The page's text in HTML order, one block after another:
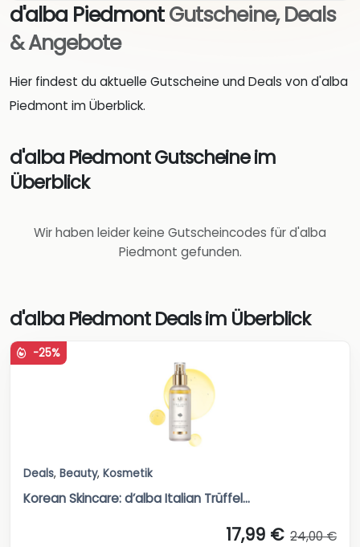
d'alba PiedmontGutscheine, Deals
& Angebote
Hier findest du aktuelle Gutscheine und Deals von d'alba
Piedmont im Überblick.
d'alba Piedmont Gutscheine im
Überblick
Wir haben leider keine Gutscheincodes für d'alba
Piedmont gefunden.
d'alba Piedmont Deals im Überblick
-25%
Deals, Beauty, Kosmetik
Korean Skincare: d’alba Italian Trüffel...
17,99 € 24,00 €